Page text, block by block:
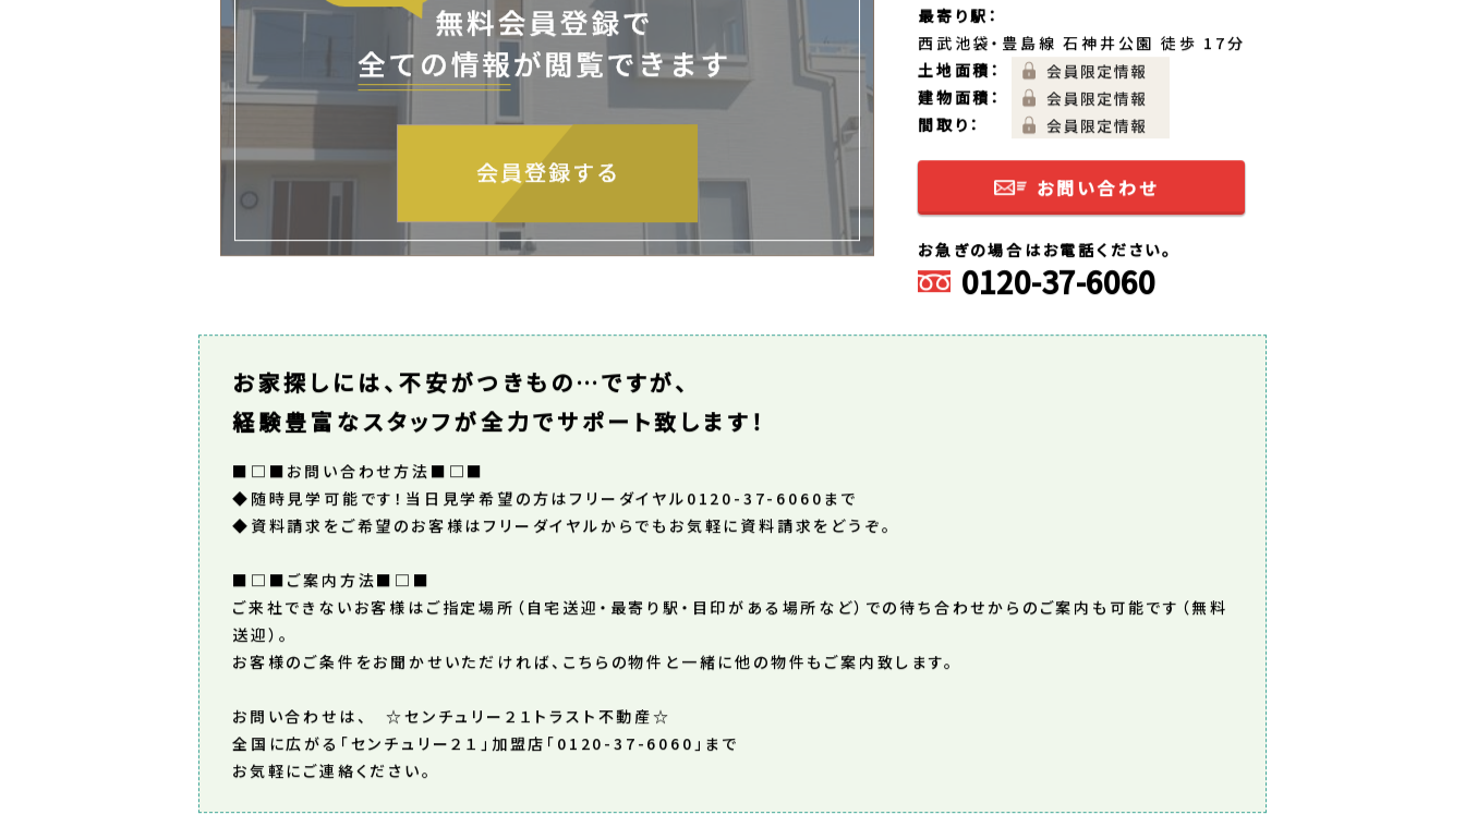
最寄り駅：
西武池袋・豊島線 石神井公園 徒歩 17分
土地面積：
建物面積：
間取り：
お問い合わせ
お急ぎの場合はお電話ください。
0120-37-6060
お家探しには、不安がつきもの…ですが、
経験豊富なスタッフが全力でサポート致します！
■□■お問い合わせ方法■□■
◆随時見学可能です！当日見学希望の方はフリーダイヤル0120-37-6060まで
◆資料請求をご希望のお客様はフリーダイヤルからでもお気軽に資料請求をどうぞ。
■□■ご案内方法■□■
ご来社できないお客様はご指定場所（自宅送迎・最寄り駅・目印がある場所など）での待ち合わせからのご案内も可能です（無料
送迎）。
お客様のご条件をお聞かせいただければ、こちらの物件と一緒に他の物件もご案内致します。
お問い合わせは、 ☆センチュリー２１トラスト不動産☆
全国に広がる「センチュリー２１」加盟店「0120-37-6060」まで
お気軽にご連絡ください。